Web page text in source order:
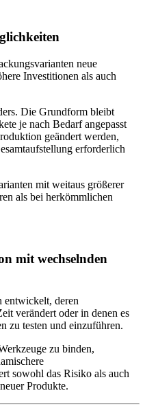
neue
Investitionen als auch
Die Grundform bleibt
je nach Bedarf angepasst
geändert werden,
erforderlich
mit weitaus größerer
als bei herkömmlichen
mit wechselnden
entwickelt, deren
verändert oder in denen es
zu testen und einzuführen.
zu binden,
sowohl das Risiko als auch
Produkte.